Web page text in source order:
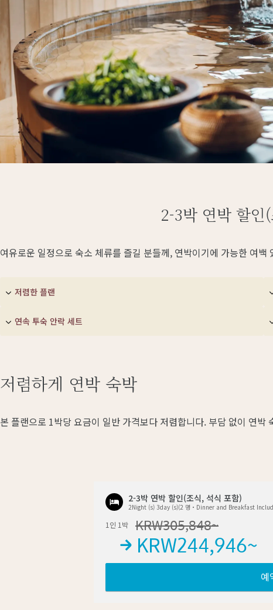
2-3박 연박 할인
여유로운 일정으로 숙소 체류를 즐길 분들께, 연박이기에 가능한 여
저렴한 플랜
연속 투숙 안락 세트
저렴하게 연박 숙박
본 플랜으로 1박당 요금이 일반 가격보다 저렴합니다. 부담 없이 연박
2-3박 연박 할인(조식, 석식 포함)
2Night (s) 3day (s)(2 명・Dinner and Breakfast
1인 1박 KRW305,848~
KRW244,946~
예